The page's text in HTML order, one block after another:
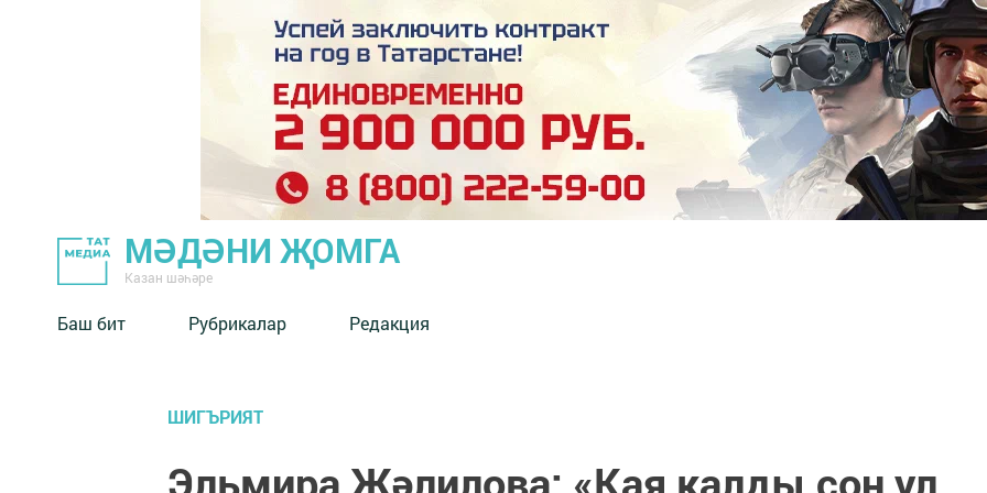
МӘДӘНИ ҖОМГА
Казан шәһәре
Баш бит Рубрикалар Редакция
ШИГЪРИЯТ
Эльмира Җәлилова: «Кая калды соң ул